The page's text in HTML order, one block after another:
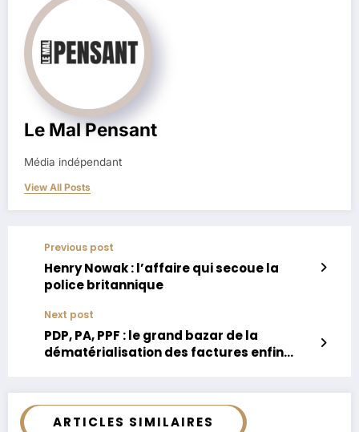
Le Mal Pensant
Média indépendant
View All Posts
Previous post
Henry Nowak : l’affaire qui secoue la
police britannique
Next post
PDP, PA, PPF : le grand bazar de la
dématérialisation des factures enfin
ARTICLES SIMILAIRES